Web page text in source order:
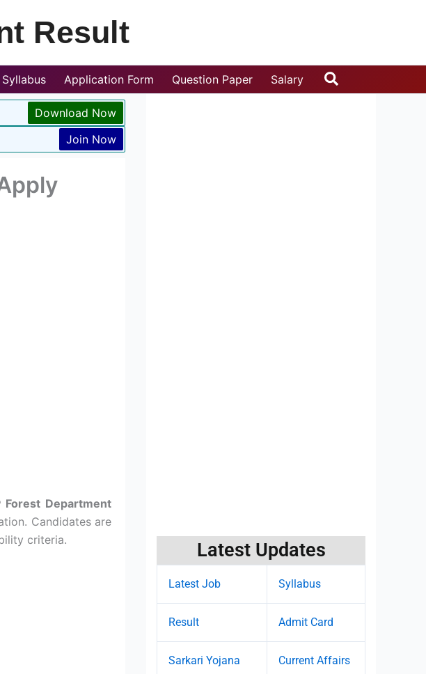
Result
Syllabus Application Form Question Paper Salary Search
Download Now
Join Now
Forest Department
Candidates are
criteria.
Latest Updates
Latest Job Syllabus
Result Admit Card
Sarkari Yojana Current Affairs